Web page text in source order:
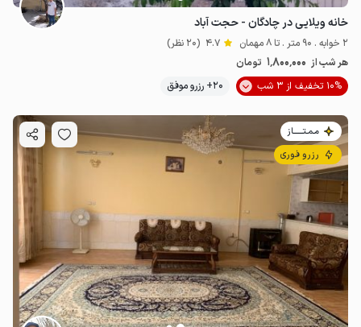
خانه ویلایی در چادگان - حجت آباد
2 خوابه . 90 متر . تا 8 مهمان 4.7 (20 نظر)
هر شب از 1٬800٬000 تومان
10% تخفیف از 3 شب
20+ رزرو موفق
مـمـتــــــاز
رزرو فوری